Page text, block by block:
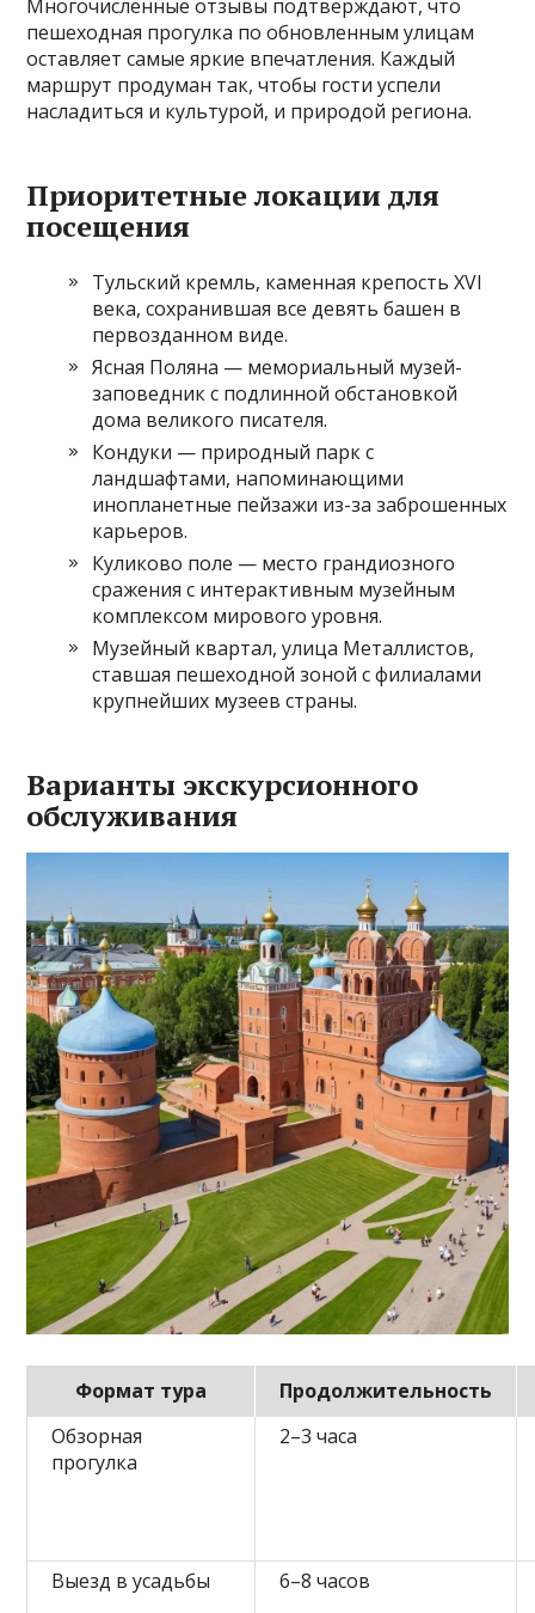
Многочисленные отзывы подтверждают, что
пешеходная прогулка по обновленным улицам
оставляет самые яркие впечатления. Каждый
маршрут продуман так, чтобы гости успели
насладиться и культурой, и природой региона.
Приоритетные локации для
посещения
Тульский кремль, каменная крепость XVI
века, сохранившая все девять башен в
первозданном виде.
Ясная Поляна — мемориальный музей-
заповедник с подлинной обстановкой
дома великого писателя.
Кондуки — природный парк с
ландшафтами, напоминающими
инопланетные пейзажи из-за заброшенных
карьеров.
Куликово поле — место грандиозного
сражения с интерактивным музейным
комплексом мирового уровня.
Музейный квартал, улица Металлистов,
ставшая пешеходной зоной с филиалами
крупнейших музеев страны.
Варианты экскурсионного
обслуживания
Формат тура
Продолжительность
Обзорная
прогулка
2–3 часа
Выезд в усадьбы 6–8 часов